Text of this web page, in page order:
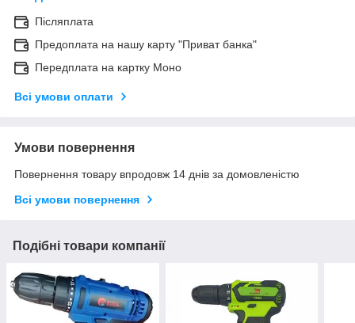
Післяплата
Предоплата на нашу карту "Приват банка"
Передплата на картку Моно
Всі умови оплати
Умови повернення
Повернення товару впродовж 14 днів за домовленістю
Всі умови повернення
Подібні товари компанії